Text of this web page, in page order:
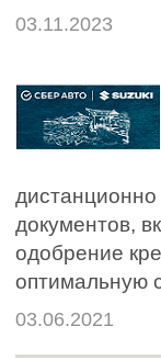
03.11.2023
документов,
одобрение
оптимальную
03.06.2021